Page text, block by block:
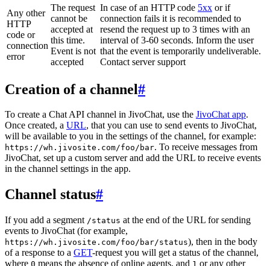
Any other
HTTP
code or
connection
error
The request
cannot be
accepted at
this time.
Event is not
accepted
In case of an HTTP code 5xx or if
connection fails it is recommended to
resend the request up to 3 times with an
interval of 3-60 seconds. Inform the user
that the event is temporarily undeliverable.
Contact server support
Creation of a channel#
To create a Chat API channel in JivoChat, use the JivoChat app.
Once created, a URL, that you can use to send events to JivoChat,
will be available to you in the settings of the channel, for example:
https://wh.jivosite.com/foo/bar. To receive messages from
JivoChat, set up a custom server and add the URL to receive events
in the channel settings in the app.
Channel status#
If you add a segment /status at the end of the URL for sending
events to JivoChat (for example,
https://wh.jivosite.com/foo/bar/status), then in the body
of a response to a GET-request you will get a status of the channel,
where 0 means the absence of online agents, and 1 or any other